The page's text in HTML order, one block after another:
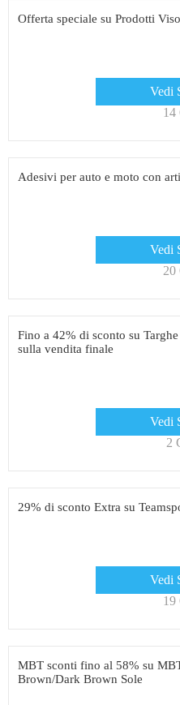
Offerta speciale su Prodotti
Vedi
14
Adesivi per auto e moto con
Vedi
20
Fino a 42% di sconto su
sulla vendita finale
Vedi
2
29% di sconto Extra su
Vedi
19
MBT sconti fino al 58% su
Brown/Dark Brown Sole